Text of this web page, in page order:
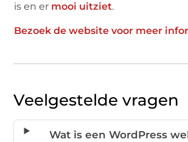
is en er mooi uitziet.
Bezoek de website voor meer
Veelgestelde vragen
Wat is een WordPress